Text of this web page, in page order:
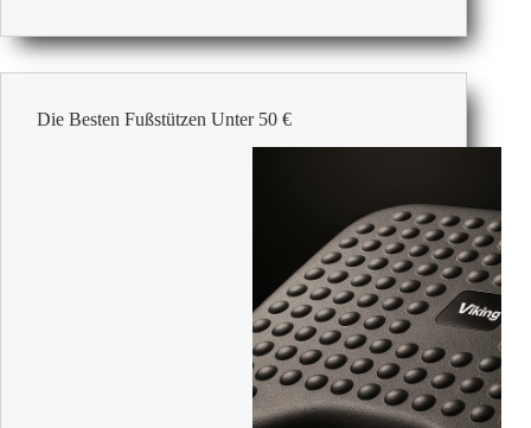
–
Bezahlbare
Büroartikel
Die Besten Fußstützen Unter 50 €